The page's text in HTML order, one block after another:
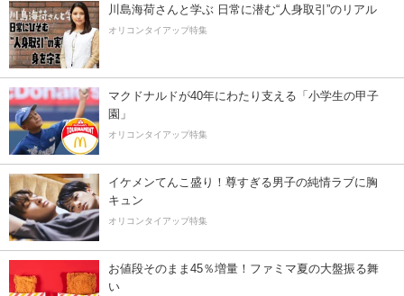
川島海荷さんと学ぶ 日常に潜む“人身取引”のリアル
オリコンタイアップ特集
マクドナルドが40年にわたり支える「小学生の甲子
園」
オリコンタイアップ特集
イケメンてんこ盛り！尊すぎる男子の純情ラブに胸
キュン
オリコンタイアップ特集
お値段そのまま45％増量！ファミマ夏の大盤振る舞
い